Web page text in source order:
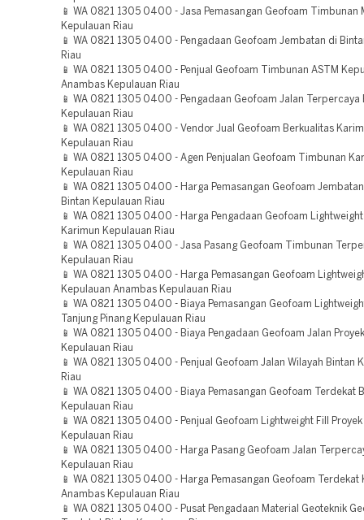
📱 WA 0821 1305 0400 - Jasa Pemasangan Geofoam Timbunan
Kepulauan Riau
📱 WA 0821 1305 0400 - Pengadaan Geofoam Jembatan di
Riau
📱 WA 0821 1305 0400 - Penjual Geofoam Timbunan ASTM
Anambas Kepulauan Riau
📱 WA 0821 1305 0400 - Pengadaan Geofoam Jalan Terpercaya
Kepulauan Riau
📱 WA 0821 1305 0400 - Vendor Jual Geofoam Berkualitas
Kepulauan Riau
📱 WA 0821 1305 0400 - Agen Penjualan Geofoam Timbunan
Kepulauan Riau
📱 WA 0821 1305 0400 - Harga Pemasangan Geofoam
Bintan Kepulauan Riau
📱 WA 0821 1305 0400 - Harga Pengadaan Geofoam Lightweight
Karimun Kepulauan Riau
📱 WA 0821 1305 0400 - Jasa Pasang Geofoam Timbunan
Kepulauan Riau
📱 WA 0821 1305 0400 - Harga Pemasangan Geofoam
Kepulauan Anambas Kepulauan Riau
📱 WA 0821 1305 0400 - Biaya Pemasangan Geofoam
Tanjung Pinang Kepulauan Riau
📱 WA 0821 1305 0400 - Biaya Pengadaan Geofoam Jalan
Kepulauan Riau
📱 WA 0821 1305 0400 - Penjual Geofoam Jalan Wilayah Bintan
Riau
📱 WA 0821 1305 0400 - Biaya Pemasangan Geofoam Terdekat
Kepulauan Riau
📱 WA 0821 1305 0400 - Penjual Geofoam Lightweight Fill
Kepulauan Riau
📱 WA 0821 1305 0400 - Harga Pasang Geofoam Jalan
Kepulauan Riau
📱 WA 0821 1305 0400 - Harga Pemasangan Geofoam Terdekat
Anambas Kepulauan Riau
📱 WA 0821 1305 0400 - Pusat Pengadaan Material Geoteknik